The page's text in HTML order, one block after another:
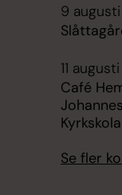
9
11
Café
Se fler